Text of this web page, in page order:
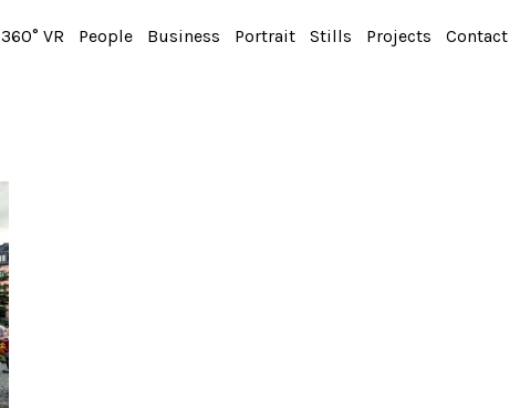
360° VR People Business Portrait Stills Projects Contact